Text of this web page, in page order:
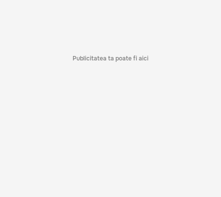
Publicitatea ta poate fi aici